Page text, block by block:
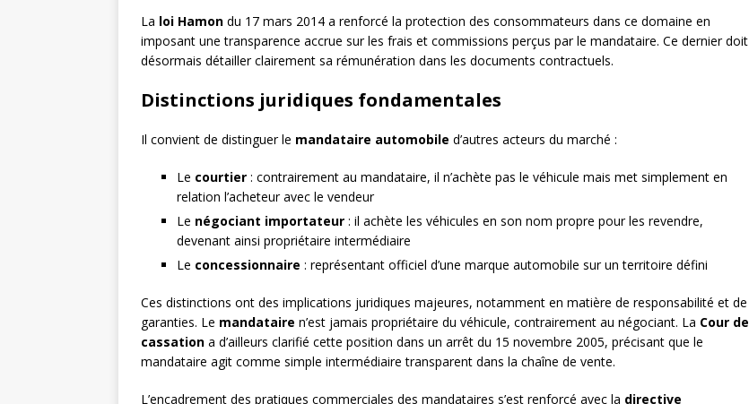
La loi Hamon du 17 mars 2014 a renforcé la protection des consommateurs dans ce domaine en
imposant une transparence accrue sur les frais et commissions perçus par le mandataire. Ce dernier doit
désormais détailler clairement sa rémunération dans les documents contractuels.
Distinctions juridiques fondamentales
Il convient de distinguer le mandataire automobile d’autres acteurs du marché :
Le courtier : contrairement au mandataire, il n’achète pas le véhicule mais met simplement en
relation l’acheteur avec le vendeur
Le négociant importateur : il achète les véhicules en son nom propre pour les revendre,
devenant ainsi propriétaire intermédiaire
Le concessionnaire : représentant officiel d’une marque automobile sur un territoire défini
Ces distinctions ont des implications juridiques majeures, notamment en matière de responsabilité et de
garanties. Le mandataire n’est jamais propriétaire du véhicule, contrairement au négociant. La Cour de
cassation a d’ailleurs clarifié cette position dans un arrêt du 15 novembre 2005, précisant que le
mandataire agit comme simple intermédiaire transparent dans la chaîne de vente.
L’encadrement des pratiques commerciales des mandataires s’est renforcé avec la directive